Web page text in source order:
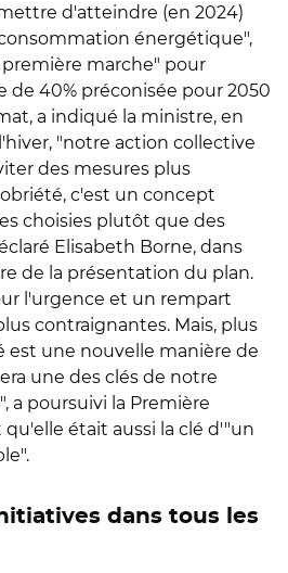
d'atteindre (en 2024)
énergétique",
première marche" pour
de 40% préconisée pour 2050
a indiqué la ministre, en
"notre action collective
des mesures plus
c'est un concept
choisies plutôt que des
Elisabeth Borne, dans
de la présentation du plan.
l'urgence et un rempart
contraignantes. Mais, plus
est une nouvelle manière de
une des clés de notre
a poursuivi la Première
était aussi la clé d'"un
dans tous les